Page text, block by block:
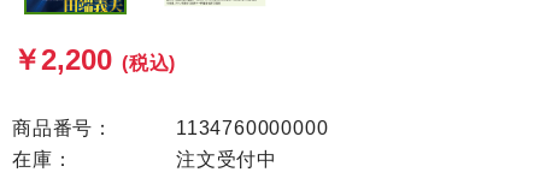
￥2,200 (税込)
商品番号：
1134760000000
在庫：
注文受付中